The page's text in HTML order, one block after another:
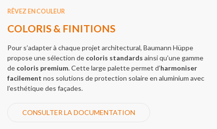
RÊVEZ EN COULEUR
COLORIS & FINITIONS
Pour s’adapter à chaque projet architectural, Baumann Hüppe
propose une sélection de coloris standards ainsi qu’une gamme
de coloris premium.Cette large palette permet d’harmoniser
facilement nos solutions de protection solaire en aluminium avec
l’esthétique des façades.
CONSULTER LA DOCUMENTATION